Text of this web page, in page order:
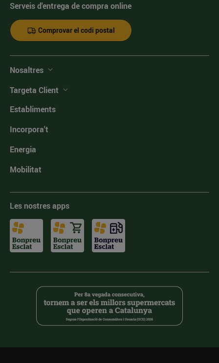
Serveis d'entrega de compra online
Comprovar el codi postal
Nosaltres
Targeta Client
Establiments
Incorpora't
Energia
Mobilitat
Les nostres apps